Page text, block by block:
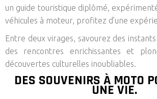
un guide touristique diplômé,
véhicules à moteur, profitez d’une
Entre deux virages, savourez des
des rencontres enrichissantes et
découvertes culturelles inoubliables.
DES SOUVENIRS À MOTO
UNE VIE.